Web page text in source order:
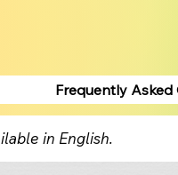
Frequently Asked
in English.